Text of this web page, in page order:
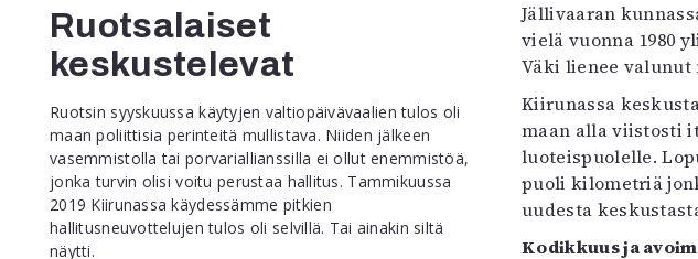
Jällivaaran
vielä vuonna 1980
Väki lienee valunut
Kiirunassa
maan alla viistosti
luoteispuolelle.
puoli kilometriä
uudesta
Kodikkuus ja
Ruotsalaiset
keskustelevat
Ruotsin syyskuussa käytyjen valtiopäivävaalien tulos oli
maan poliittisia perinteitä mullistava. Niiden jälkeen
vasemmistolla tai porvariallianssilla ei ollut enemmistöä,
jonka turvin olisi voitu perustaa hallitus. Tammikuussa
2019 Kiirunassa käydessämme pitkien
hallitusneuvottelujen tulos oli selvillä. Tai ainakin siltä
näytti.